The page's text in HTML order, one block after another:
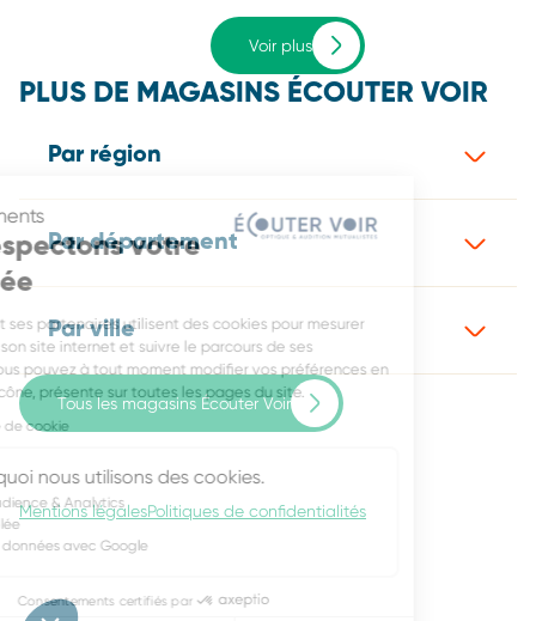
Consentements
Nous respectons votre
vie privée
Écouter Voir et ses partenaires utilisent des cookies pour mesurer
l’audience de son site internet et suivre le parcours de ses
utilisateurs. Vous pouvez à tout moment modifier vos préférences en
cliquant sur l’icône, présente sur toutes les pages du site.
Lire la politique de cookie
Voici pourquoi nous utilisons des cookies.
Mesure d'audience & Analytics
Publicité ciblée
Partage de données avec Google
Consentements certifiés par
Voir plus
PLUS DE MAGASINS ÉCOUTER VOIR
Par région
Par département
Par ville
Tous les magasins Écouter Voir
Mentions légalesPolitiques de confidentialités